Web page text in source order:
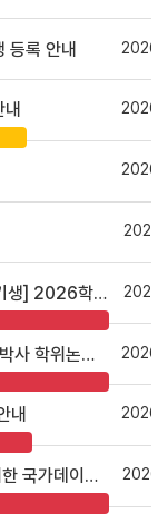
록 안내
★★시스템 직접 신청★★[1~4학기생] 2026학년도 2학기(후기) 장학금 신청 안내
2026년 후기 학위수여(예정)자 석·박사 학위논문 원문파일 및 인쇄본 제출 안내
내
2026년 데이터 활용역량 강화를 위한 국가데이터인재개발원 이러닝 무료 교육과정 안내